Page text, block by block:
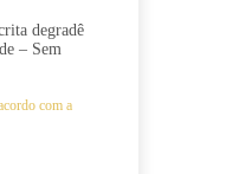
degradê
– Sem
com a